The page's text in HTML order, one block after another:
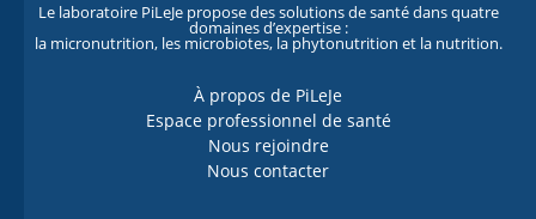
Le laboratoire PiLeJe propose des solutions de santé dans quatre
domaines d’expertise :
la micronutrition, les microbiotes, la phytonutrition et la nutrition.
À propos de PiLeJe
Espace professionnel de santé
Nous rejoindre
Nous contacter